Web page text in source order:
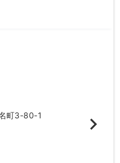
町3-80-1